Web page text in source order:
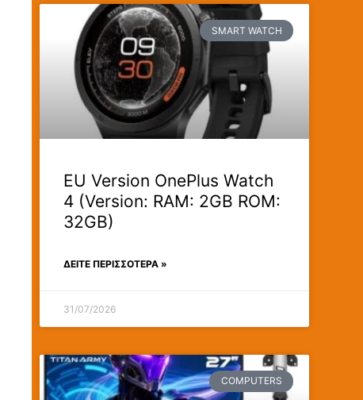
SMART WATCH
EU Version OnePlus Watch
4 (Version: RAM: 2GB ROM:
32GB)
ΔΕΊΤΕ ΠΕΡΙΣΣΟΤΕΡΑ »
31/07/2026
COMPUTERS